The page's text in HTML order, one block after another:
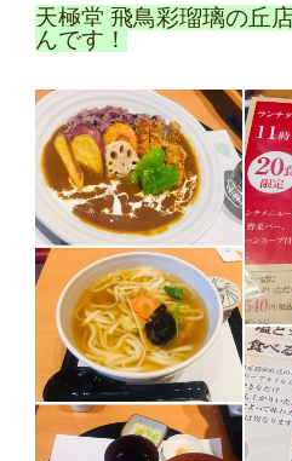
天極堂 飛鳥彩瑠璃の丘
んです！